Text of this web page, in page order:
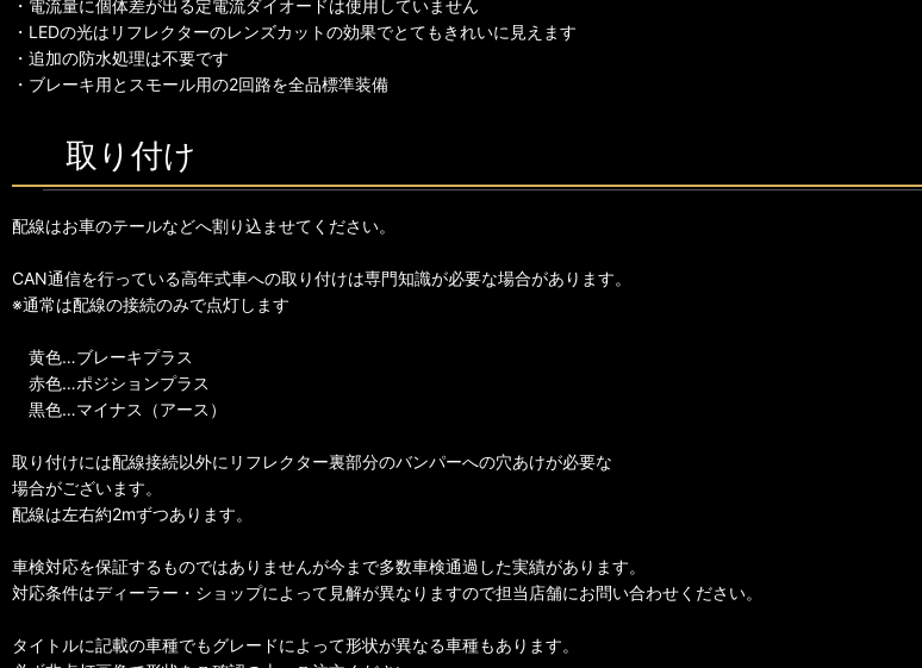
・電流量に個体差が出る定電流ダイオードは使用していません
・LEDの光はリフレクターのレンズカットの効果でとてもきれいに見えます
・追加の防水処理は不要です
・ブレーキ用とスモール用の2回路を全品標準装備
取り付け
配線はお車のテールなどへ割り込ませてください。
CAN通信を行っている高年式車への取り付けは専門知識が必要な場合があります。
※通常は配線の接続のみで点灯します
黄色…ブレーキプラス
赤色…ポジションプラス
黒色…マイナス（アース）
取り付けには配線接続以外にリフレクター裏部分のバンパーへの穴あけが必要な
場合がございます。
配線は左右約2mずつあります。
車検対応を保証するものではありませんが今まで多数車検通過した実績があります。
対応条件はディーラー・ショップによって見解が異なりますので担当店舗にお問い合わせください。
タイトルに記載の車種でもグレードによって形状が異なる車種もあります。